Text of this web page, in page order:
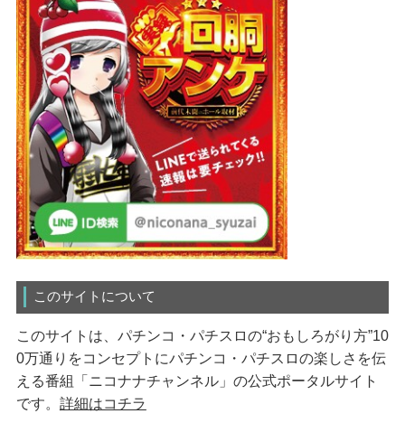
このサイトについて
このサイトは、パチンコ・パチスロの“おもしろがり方”10
0万通りをコンセプトにパチンコ・パチスロの楽しさを伝
える番組「ニコナナチャンネル」の公式ポータルサイト
です。 詳細はコチラ